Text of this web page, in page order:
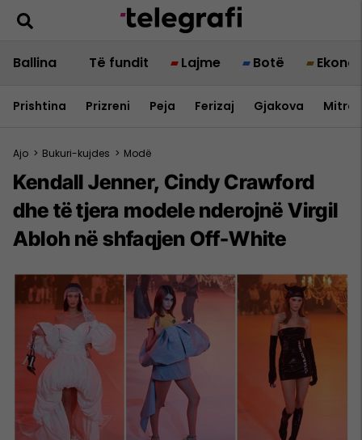
Ballina Të fundit Lajme Botë
Prishtina Prizreni Peja Ferizaj Gjakova
Ajo > Bukuri-kujdes > Modë
Kendall Jenner, Cindy Crawford
dhe të tjera modele nderojnë Virgil
Abloh në shfaqjen Off-White